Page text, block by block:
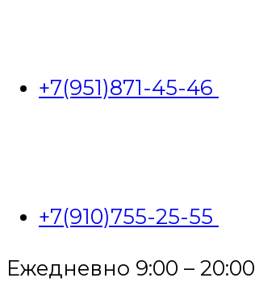
+7(951)871-45-46
+7(910)755-25-55
Ежедневно 9:00 – 20:00